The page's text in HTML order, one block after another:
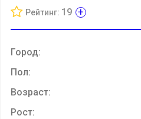
Рейтинг: 19 +
Город:
Пол:
Возраст:
Рост: